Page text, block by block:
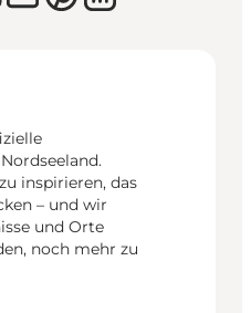
inspirieren, das
– und wir
und Orte
noch mehr zu